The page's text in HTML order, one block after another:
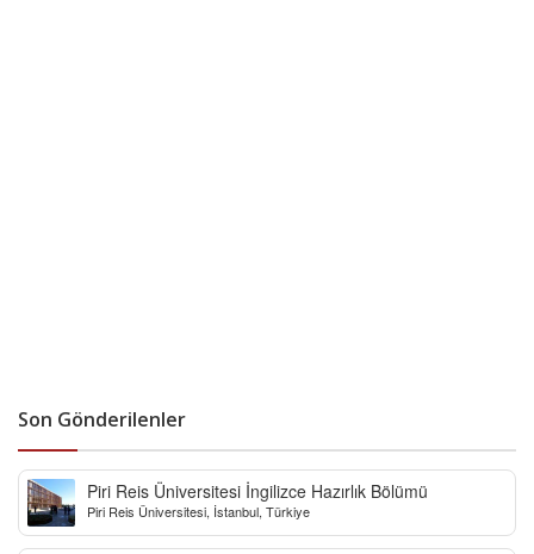
Son Gönderilenler
Piri Reis Üniversitesi İngilizce Hazırlık Bölümü
Piri Reis Üniversitesi, İstanbul, Türkiye